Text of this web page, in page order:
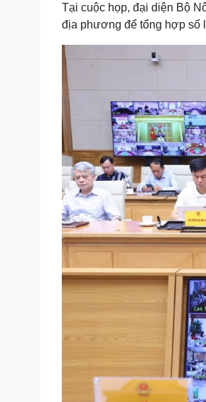
Tại cuộc họp, đại diện Bộ
địa phương để tổng hợp số